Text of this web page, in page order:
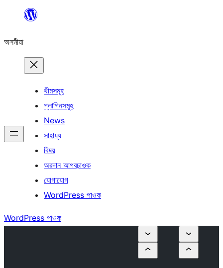
বিষয়বস্তুলৈ
অসমীয়া
থীমসমূহ
প্লাগিনসমূহ
News
সাহায্য
বিষয়
অৱদান আগবঢ়াওক
যোগাযোগ
WordPress পাওক
WordPress পাওক